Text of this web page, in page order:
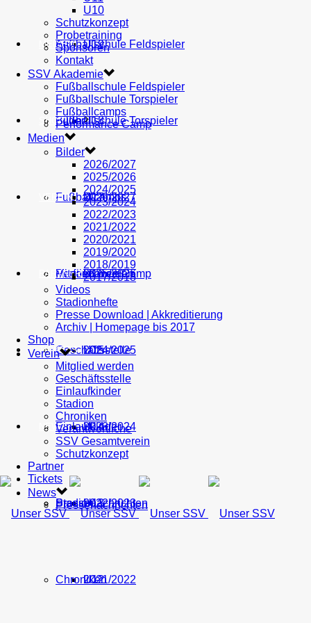
AH U19
U18
U17
U16
U15
U14
U13
U12
Fußballschule Feldspieler
Fußballschule Torspieler
Fußballcamps
Performance Camp
MEDIEN
Bilder
2026/2027
2025/2026
2024/2025
2023/2024
2022/2023
2021/2022
SHOP
VEREIN
Mitglied werden
Geschäftsstelle
Einlaufkinder
Stadion
Chroniken
PARTNER
TICKETS
NEWS
Pressenachrichten
U10
Schutzkonzept
Probetraining
Sponsoren
Kontakt
SSV Akademie
Fußballschule Feldspieler
Fußballschule Torspieler
Fußballcamps
Performance Camp
Medien
Bilder
2026/2027
2025/2026
2024/2025
2023/2024
2022/2023
2021/2022
2020/2021
2019/2020
2018/2019
2017/2018
Videos
Stadionhefte
Presse Download | Akkreditierung
Archiv | Homepage bis 2017
Shop
Verein
Mitglied werden
Geschäftsstelle
Einlaufkinder
Stadion
Chroniken
Verantwortliche
SSV Gesamtverein
Schutzkonzept
Partner
Tickets
News
Pressenachrichten